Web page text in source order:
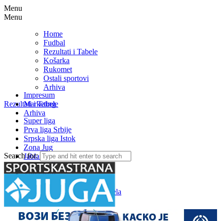
Menu
Menu
Home
Fudbal
Rezultati i Tabele
Košarka
Rukomet
Ostali sportovi
Arhiva
Rezultati i Tabele
Super liga
Prva liga Srbije
Srpska liga Istok
Zona Jug
Jablanička okružna liga
Medjuopštinska liga FSJO
Zona Istok
Zona Centar
Zona Zapad – Rezultati i tabela
Impresum
Marketing
Arhiva
Search for: